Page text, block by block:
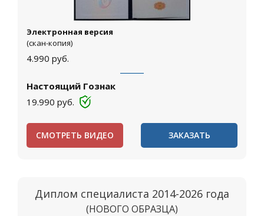
Электронная версия
(скан-копия)
4.990 руб.
Настоящий Гознак
19.990 руб.
СМОТРЕТЬ ВИДЕО ЗАКАЗАТЬ
Диплом специалиста 2014-2026 года
(НОВОГО ОБРАЗЦА)